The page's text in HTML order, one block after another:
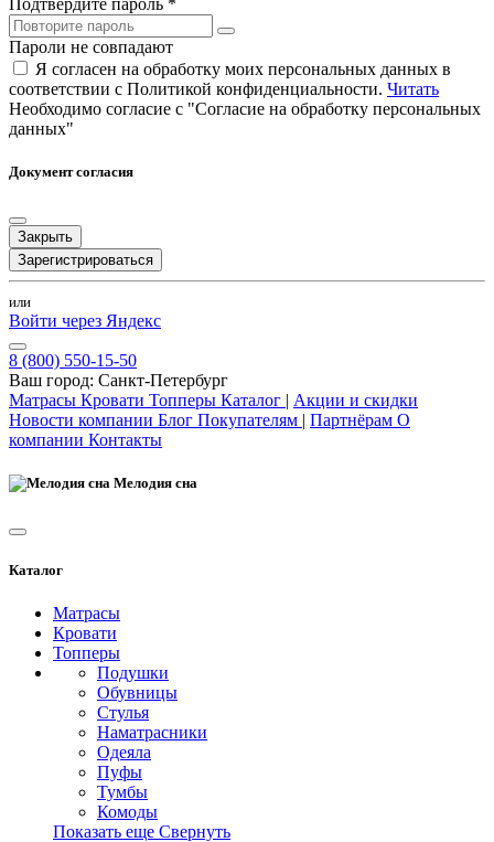
Пароли не совпадают
Я согласен на обработку моих персональных данных в
соответствии с Политикой конфиденциальности. Читать
Необходимо согласие с "Согласие на обработку персональных
данных"
Документ согласия
Закрыть
Зарегистрироваться
или
Войти через Яндекс
8 (800) 550-15-50
Ваш город: Санкт-Петербург
Матрасы Кровати Топперы Каталог | Акции и скидки
Новости компании Блог Покупателям | Партнёрам О
компании Контакты
Мелодия сна
Каталог
Матрасы
Кровати
Топперы
Подушки
Обувницы
Стулья
Наматрасники
Одеяла
Пуфы
Тумбы
Комоды
Показать еще Свернуть